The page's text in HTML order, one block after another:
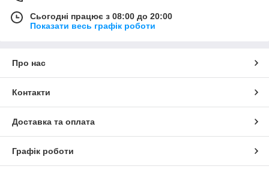
Сьогодні працює з 08:00 до 20:00
Показати весь графік роботи
Про нас
Контакти
Доставка та оплата
Графік роботи